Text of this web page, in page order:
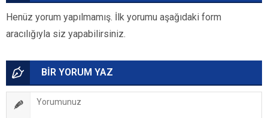
Henüz yorum yapılmamış. İlk yorumu aşağıdaki form
aracılığıyla siz yapabilirsiniz.
BİR YORUM YAZ